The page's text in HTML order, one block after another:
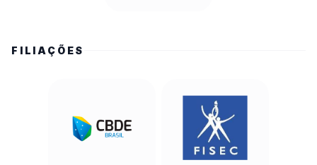
FILIAÇÕES